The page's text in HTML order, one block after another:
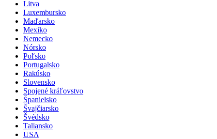
Litva
Luxembursko
Maďarsko
Mexiko
Nemecko
Nórsko
Poľsko
Portugalsko
Rakúsko
Slovensko
Spojené kráľovstvo
Španielsko
Švajčiarsko
Švédsko
Taliansko
USA